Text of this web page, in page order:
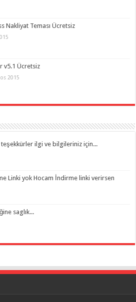
Nakliyat Teması Ücretsiz
v5.1 Ücretsiz
2015
teşekkürler ilgi ve bilgileriniz için...
Linki yok Hocam İndirme linki verirsen
saglık...